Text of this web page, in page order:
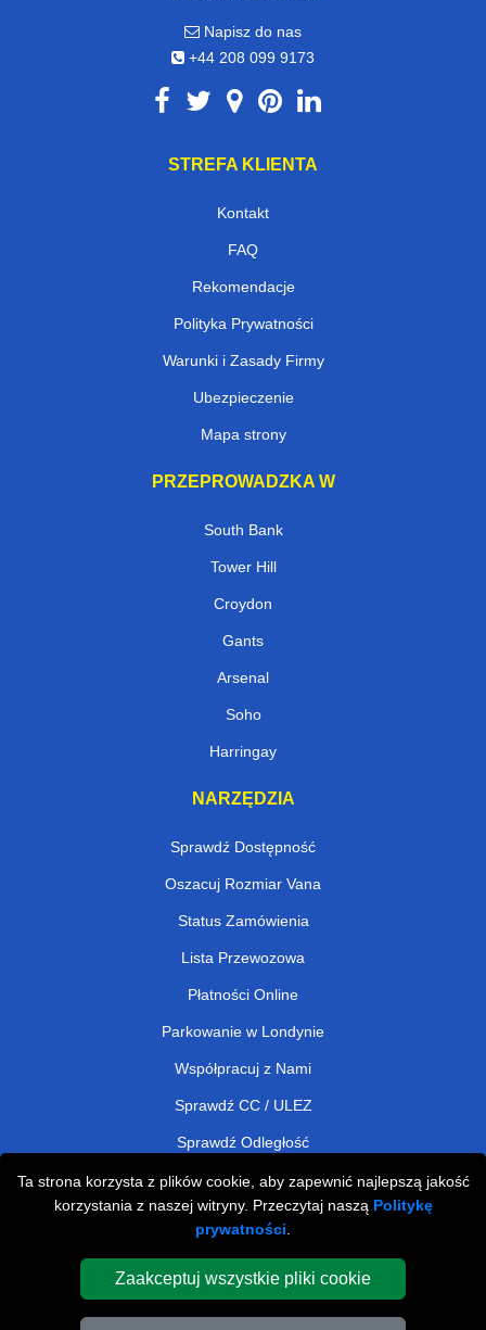
Ta strona korzysta z plików cookie, aby zapewnić najlepszą jakość
korzystania z naszej witryny. Przeczytaj naszą Politykę
prywatności
Zaakceptuj wszystkie pliki cookie
Napisz do nas
+44 208 099 9173
STREFA KLIENTA
Kontakt
FAQ
Rekomendacje
Polityka Prywatności
Warunki i Zasady Firmy
Ubezpieczenie
Mapa strony
PRZEPROWADZKA W
South Bank
Tower Hill
Croydon
Gants
Arsenal
Soho
Harringay
NARZĘDZIA
Sprawdź Dostępność
Oszacuj Rozmiar Vana
Status Zamówienia
Lista Przewozowa
Płatności Online
Parkowanie w Londynie
Współpracuj z Nami
Sprawdź CC / ULEZ
Sprawdź Odległość
Man and Van Removals